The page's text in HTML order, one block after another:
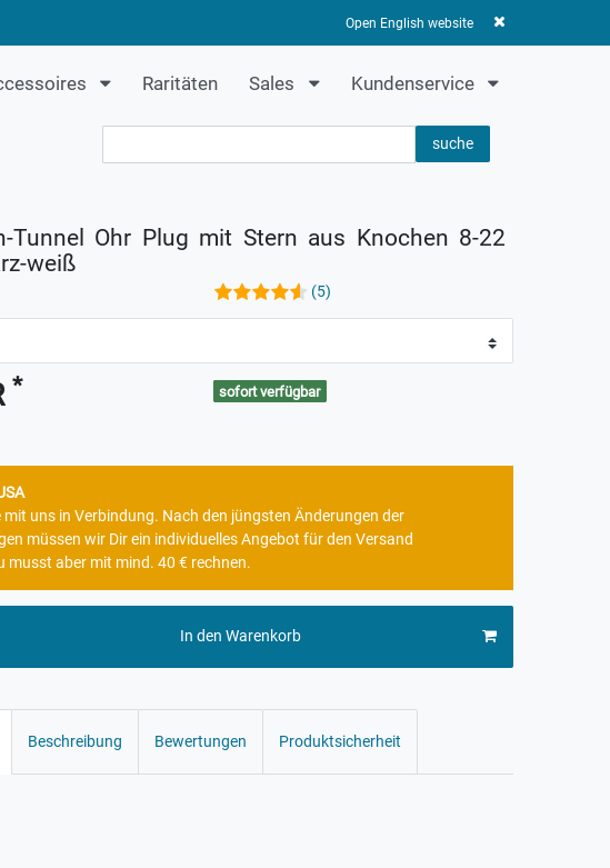
0 0,00 EUR
Open English website
Raritäten Sales Kundenservice
suche
Tunnel Ohr Plug mit Stern aus Knochen 8-22
weiß
(5)
* sofort verfügbar
mit uns in Verbindung. Nach den jüngsten Änderungen der
müssen wir Dir ein individuelles Angebot für den Versand
musst aber mit mind. 40 € rechnen.
In den Warenkorb
Beschreibung Bewertungen Produktsicherheit